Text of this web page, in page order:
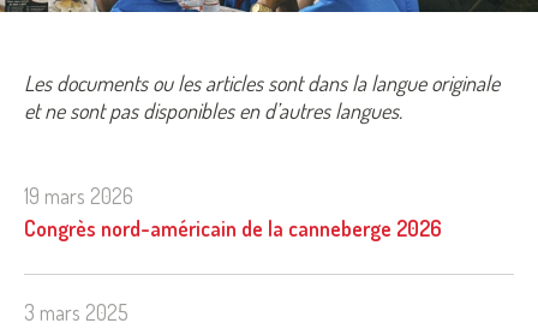
Les documents ou les articles sont dans la langue originale
et ne sont pas disponibles en d’autres langues.
19 mars 2026
Congrès nord-américain de la canneberge 2026
3 mars 2025